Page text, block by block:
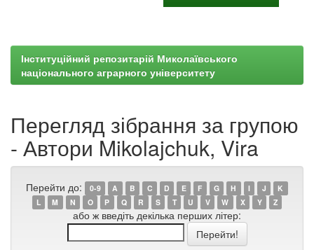
Інституційний репозитарій Миколаївського
національного аграрного університету
Перегляд зібрання за групою
- Автори Mikolajchuk, Vira
Перейти до: 0-9 A B C D E F G H I J
K
L
M N O P Q R S T U V W X Y Z
або ж введіть декілька перших літер: